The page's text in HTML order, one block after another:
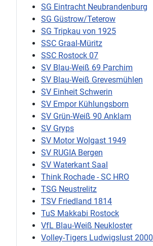
SG Eintracht Neubrandenburg
SG Güstrow/Teterow
SG Tripkau von 1925
SSC Graal-Müritz
SSC Rostock 07
SV Blau-Weiß 69 Parchim
SV Blau-Weiß Grevesmühlen
SV Einheit Schwerin
SV Empor Kühlungsborn
SV Grün-Weiß 90 Anklam
SV Gryps
SV Motor Wolgast 1949
SV RUGIA Bergen
SV Waterkant Saal
Think Rochade - SC HRO
TSG Neustrelitz
TSV Friedland 1814
TuS Makkabi Rostock
VfL Blau-Weiß Neukloster
Volley-Tigers Ludwigslust 2000